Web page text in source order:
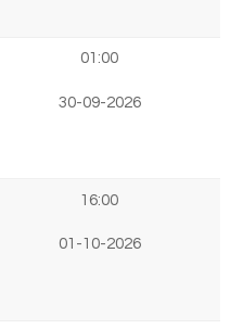
01:00
30-09-2026
16:00
01-10-2026